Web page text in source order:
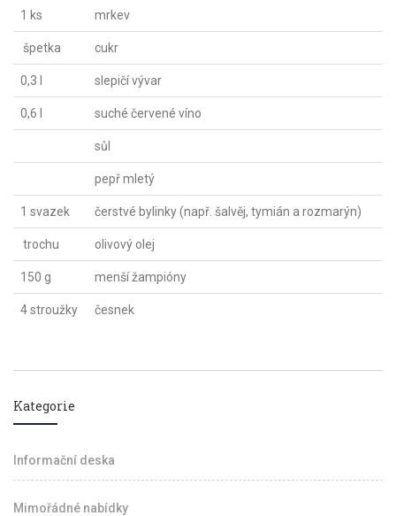
1 ks mrkev
špetka cukr
0,3 l slepičí vývar
0,6 l suché červené víno
sůl
pepř mletý
1 svazek čerstvé bylinky (např. šalvěj, tymián a rozmarýn)
trochu olivový olej
150 g menší žampióny
4 stroužky česnek
Kategorie
Informační deska
Mimořádné nabídky